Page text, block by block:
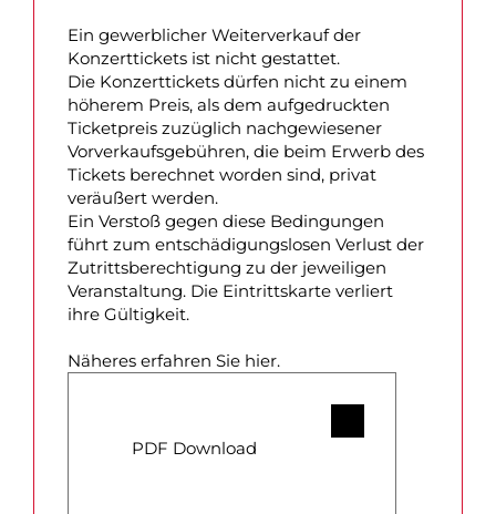
Ein gewerblicher Weiterverkauf der
Konzerttickets ist nicht gestattet.
Die Konzerttickets dürfen nicht zu einem
höherem Preis, als dem aufgedruckten
Ticketpreis zuzüglich nachgewiesener
Vorverkaufsgebühren, die beim Erwerb des
Tickets berechnet worden sind, privat
veräußert werden.
Ein Verstoß gegen diese Bedingungen
führt zum entschädigungslosen Verlust der
Zutrittsberechtigung zu der jeweiligen
Veranstaltung. Die Eintrittskarte verliert
ihre Gültigkeit.
Näheres erfahren Sie hier.
PDF Download